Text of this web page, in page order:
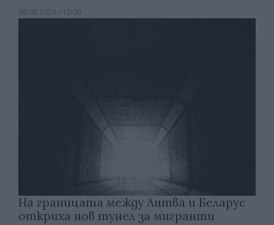
06.08.2026 / 12:00
На границата между Литва и Беларус
откриха нов тунел за мигранти